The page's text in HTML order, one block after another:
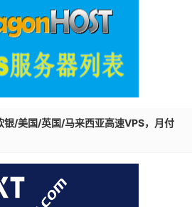
/美国/英国/马来西亚高速VPS，月付